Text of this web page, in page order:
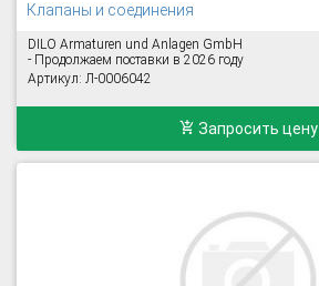
Клапаны и соединения
DILO Armaturen und Anlagen GmbH
- Продолжаем поставки в 2026 году
Артикул: Л-0006042
Запросить цену